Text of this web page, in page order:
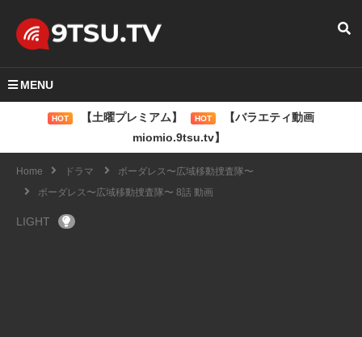
MENU
HOT 【土曜プレミアム】 HOT
【バラエティ動画
miomio.9tsu.tv】
Home ドラマ
ボーダレス〜広域移動捜査隊〜
ボーダレス〜広域移動捜査隊〜 8話 動画
LIGHT